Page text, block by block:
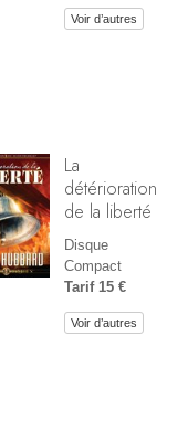
Voir d’autres
La
détérioration
de la liberté
Disque
Compact
Tarif 15 €
Voir d’autres